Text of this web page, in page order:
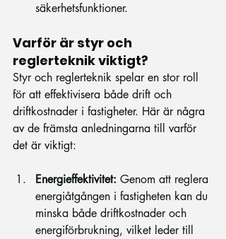
säkerhetsfunktioner.
Varför är styr och
reglerteknik viktigt?
Styr och reglerteknik spelar en stor roll
för att effektivisera både drift och
driftkostnader i fastigheter. Här är några
av de främsta anledningarna till varför
det är viktigt:
Energieffektivitet: Genom att reglera
energiåtgången i fastigheten kan du
minska både driftkostnader och
energiförbrukning, vilket leder till